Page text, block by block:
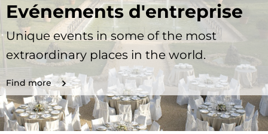
Evénements d'entreprise
Unique events in some of the most
extraordinary places in the world.
Find more